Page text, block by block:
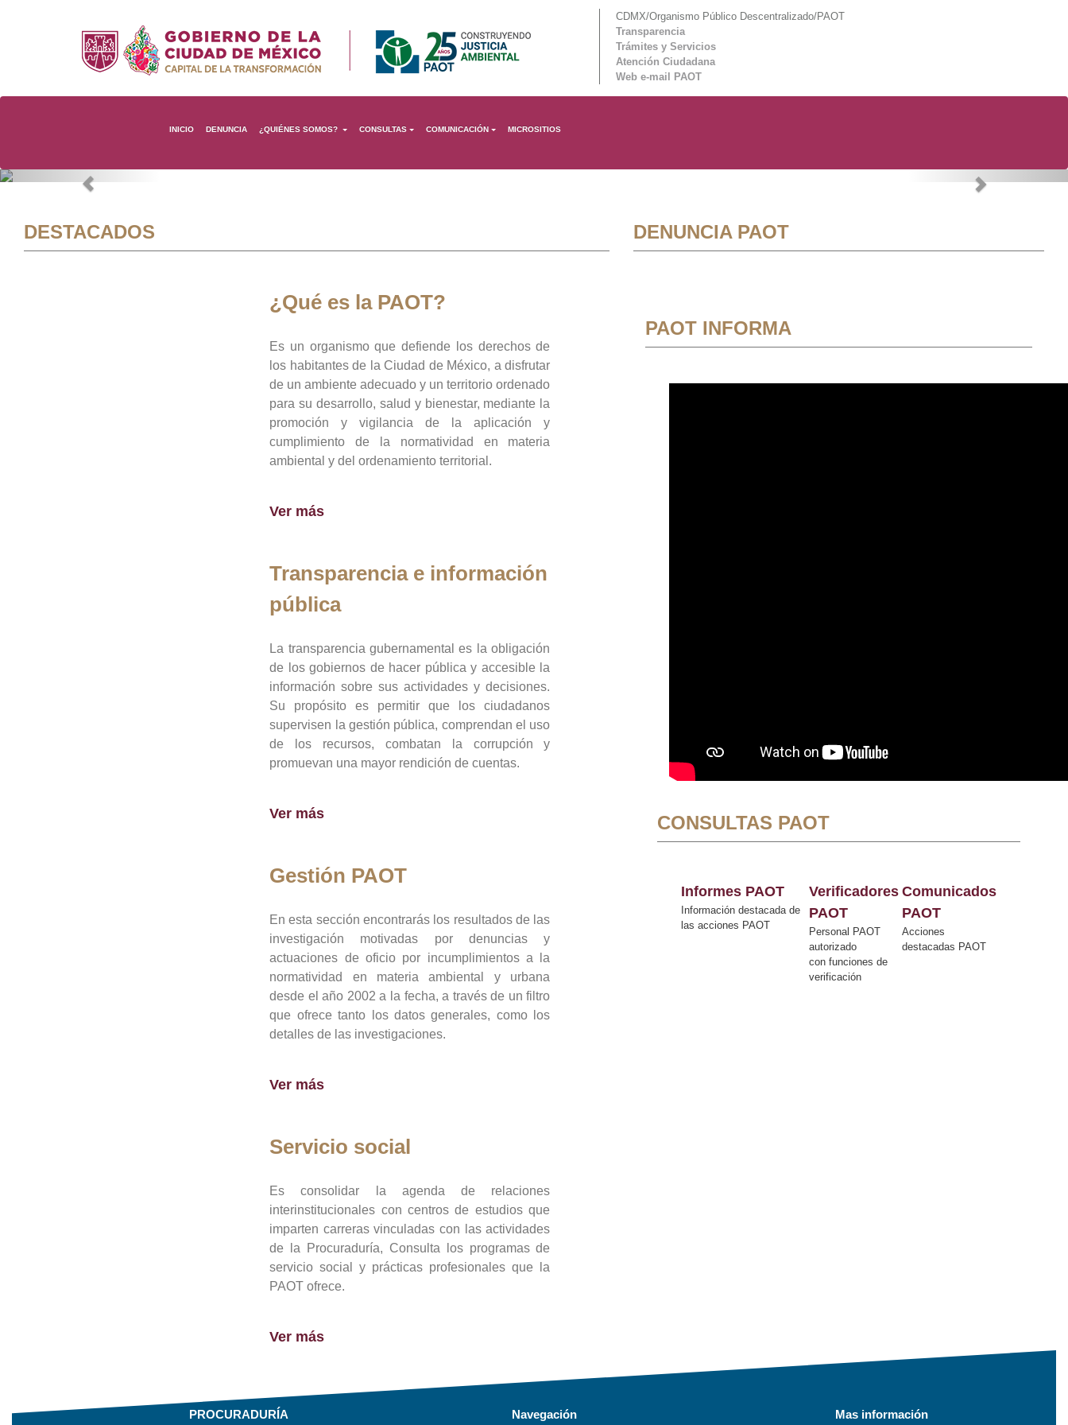
CDMX/Organismo Público Descentralizado/PAOT
Transparencia
Trámites y Servicios
Atención Ciudadana
Web e-mail PAOT
INICIO DENUNCIA ¿QUIÉNES SOMOS? CONSULTAS COMUNICACIÓN MICROSITIOS
Previous Next
DESTACADOS
¿Qué es la PAOT?
Es un organismo que defiende los derechos de
los habitantes de la Ciudad de México, a disfrutar
de un ambiente adecuado y un territorio ordenado
para su desarrollo, salud y bienestar, mediante la
promoción y vigilancia de la aplicación y
cumplimiento de la normatividad en materia
ambiental y del ordenamiento territorial.
Ver más
Transparencia e información
pública
La transparencia gubernamental es la obligación
de los gobiernos de hacer pública y accesible la
información sobre sus actividades y decisiones.
Su propósito es permitir que los ciudadanos
supervisen la gestión pública, comprendan el uso
de los recursos, combatan la corrupción y
promuevan una mayor rendición de cuentas.
Ver más
Gestión PAOT
En esta sección encontrarás los resultados de las
investigación motivadas por denuncias y
actuaciones de oficio por incumplimientos a la
normatividad en materia ambiental y urbana
desde el año 2002 a la fecha, a través de un filtro
que ofrece tanto los datos generales, como los
detalles de las investigaciones.
Ver más
Servicio social
Es consolidar la agenda de relaciones
interinstitucionales con centros de estudios que
imparten carreras vinculadas con las actividades
de la Procuraduría, Consulta los programas de
servicio social y prácticas profesionales que la
PAOT ofrece.
Ver más
DENUNCIA PAOT
PAOT INFORMA
CONSULTAS PAOT
Informes PAOT
Información destacada de
las acciones PAOT
Verificadores
PAOT
Personal PAOT
autorizado
con funciones de
verificación
Comunicados
PAOT
Acciones
destacadas PAOT
PROCURADURÍA Navegación Mas información